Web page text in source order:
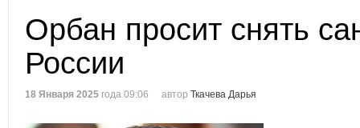
Орбан просит снять
России
18 Января 2025 года 09:06 автор Ткачева Дарья